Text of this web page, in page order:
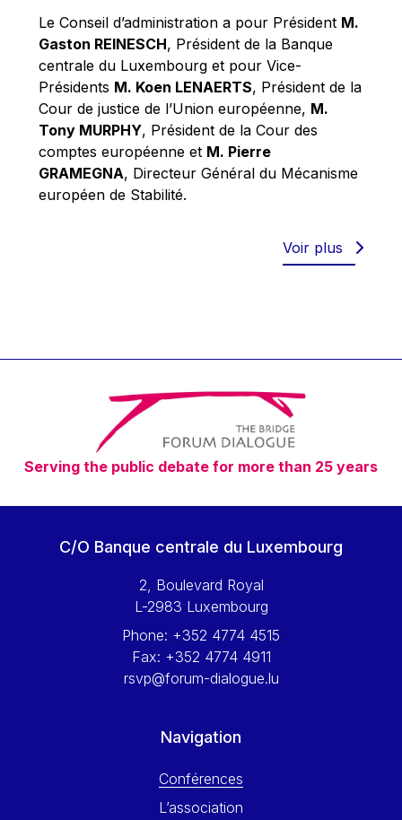
Werner Hoyer
Wolfgang Ketterle
Yasser Abed Rabbo
Yossi Beillin
Yves FRANCHET
Yves Mersch
Le Conseil d’administration a pour Président M.
Gaston REINESCH, Président de la Banque
centrale du Luxembourg et pour Vice-
Présidents M. Koen LENAERTS, Président de la
Cour de justice de l’Union européenne, M.
Tony MURPHY, Président de la Cour des
comptes européenne et M. Pierre
GRAMEGNA, Directeur Général du Mécanisme
européen de Stabilité.
Voir plus
Serving the public debate for more than 25 years
C/O Banque centrale du Luxembourg
2, Boulevard Royal
L-2983 Luxembourg
Phone: +352 4774 4515
Fax: +352 4774 4911
rsvp@forum-dialogue.lu
Navigation
Conférences
L’association